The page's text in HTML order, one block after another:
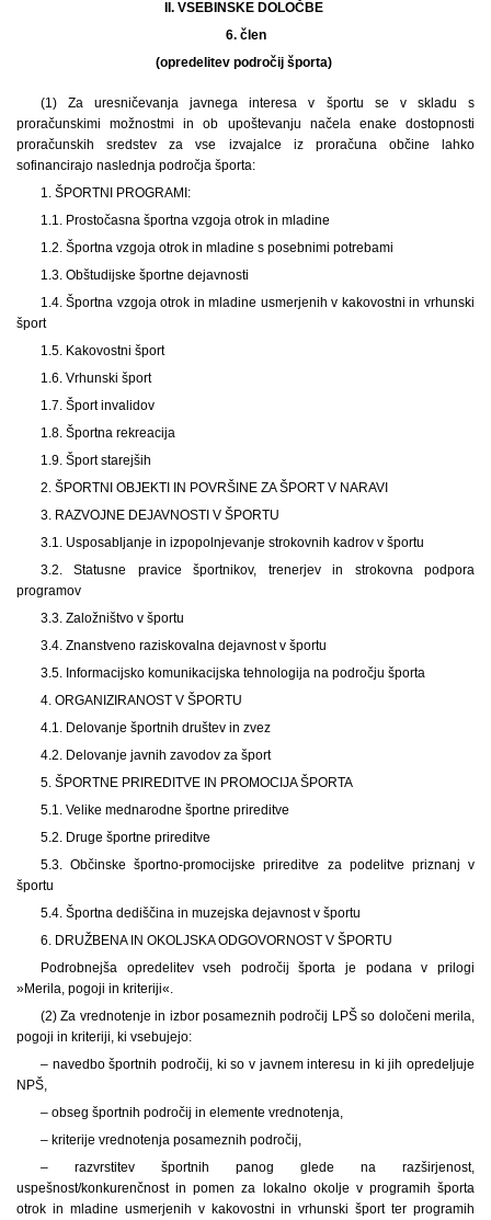
II. VSEBINSKE DOLOČBE
6. člen
(opredelitev področij športa)
(1) Za uresničevanja javnega interesa v športu se v skladu s
proračunskimi možnostmi in ob upoštevanju načela enake dostopnosti
proračunskih sredstev za vse izvajalce iz proračuna občine lahko
sofinancirajo naslednja področja športa:
1. ŠPORTNI PROGRAMI:
1.1. Prostočasna športna vzgoja otrok in mladine
1.2. Športna vzgoja otrok in mladine s posebnimi potrebami
1.3. Obštudijske športne dejavnosti
1.4. Športna vzgoja otrok in mladine usmerjenih v kakovostni in vrhunski
šport
1.5. Kakovostni šport
1.6. Vrhunski šport
1.7. Šport invalidov
1.8. Športna rekreacija
1.9. Šport starejših
2. ŠPORTNI OBJEKTI IN POVRŠINE ZA ŠPORT V NARAVI
3. RAZVOJNE DEJAVNOSTI V ŠPORTU
3.1. Usposabljanje in izpopolnjevanje strokovnih kadrov v športu
3.2. Statusne pravice športnikov, trenerjev in strokovna podpora
programov
3.3. Založništvo v športu
3.4. Znanstveno raziskovalna dejavnost v športu
3.5. Informacijsko komunikacijska tehnologija na področju športa
4. ORGANIZIRANOST V ŠPORTU
4.1. Delovanje športnih društev in zvez
4.2. Delovanje javnih zavodov za šport
5. ŠPORTNE PRIREDITVE IN PROMOCIJA ŠPORTA
5.1. Velike mednarodne športne prireditve
5.2. Druge športne prireditve
5.3. Občinske športno-promocijske prireditve za podelitve priznanj v
športu
5.4. Športna dediščina in muzejska dejavnost v športu
6. DRUŽBENA IN OKOLJSKA ODGOVORNOST V ŠPORTU
Podrobnejša opredelitev vseh področij športa je podana v prilogi
»Merila, pogoji in kriteriji«.
(2) Za vrednotenje in izbor posameznih področij LPŠ so določeni merila,
pogoji in kriteriji, ki vsebujejo:
– navedbo športnih področij, ki so v javnem interesu in ki jih opredeljuje
NPŠ,
– obseg športnih področij in elemente vrednotenja,
– kriterije vrednotenja posameznih področij,
– razvrstitev športnih panog glede na razširjenost,
uspešnost/konkurenčnost in pomen za lokalno okolje v programih športa
otrok in mladine usmerjenih v kakovostni in vrhunski šport ter programih